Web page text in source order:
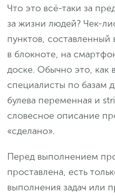
Что это всё-таки за
за жизни людей? Чек-
пунктов,
в блокноте, на
доске. Обычно это, как
специалисты по базам
булева переменная и
словесное описание
«сделано».
Перед выполнением
проставлена, есть
выполнения задач или